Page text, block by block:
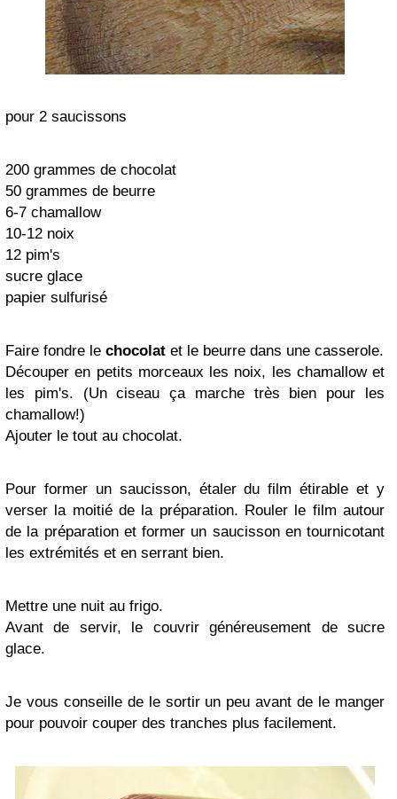
pour 2 saucissons
200 grammes de chocolat
50 grammes de beurre
6-7 chamallow
10-12 noix
12 pim's
sucre glace
papier sulfurisé
Faire fondre le chocolat et le beurre dans une casserole.
Découper en petits morceaux les noix, les chamallow et
les pim's. (Un ciseau ça marche très bien pour les
chamallow!)
Ajouter le tout au chocolat.
Pour former un saucisson, étaler du film étirable et y
verser la moitié de la préparation. Rouler le film autour
de la préparation et former un saucisson en tournicotant
les extrémités et en serrant bien.
Mettre une nuit au frigo.
Avant de servir, le couvrir généreusement de sucre
glace.
Je vous conseille de le sortir un peu avant de le manger
pour pouvoir couper des tranches plus facilement.